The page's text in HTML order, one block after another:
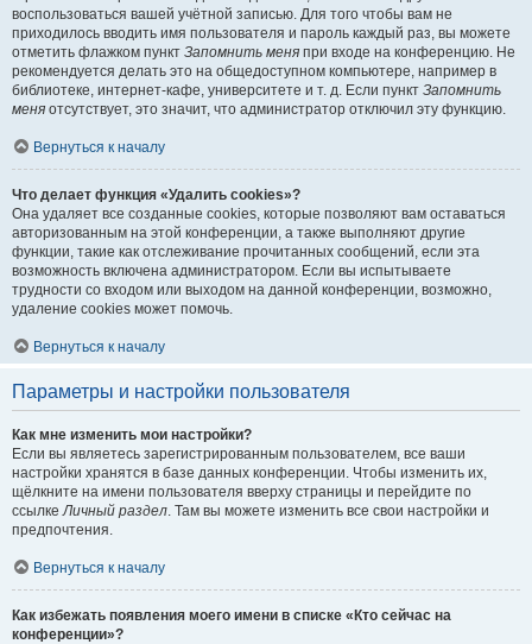
воспользоваться вашей учётной записью. Для того чтобы вам не
приходилось вводить имя пользователя и пароль каждый раз, вы можете
отметить флажком пункт Запомнить меня при входе на конференцию. Не
рекомендуется делать это на общедоступном компьютере, например в
библиотеке, интернет-кафе, университете и т. д. Если пункт Запомнить
меня отсутствует, это значит, что администратор отключил эту функцию.
Вернуться к началу
Что делает функция «Удалить cookies»?
Она удаляет все созданные cookies, которые позволяют вам оставаться
авторизованным на этой конференции, а также выполняют другие
функции, такие как отслеживание прочитанных сообщений, если эта
возможность включена администратором. Если вы испытываете
трудности со входом или выходом на данной конференции, возможно,
удаление cookies может помочь.
Вернуться к началу
Параметры и настройки пользователя
Как мне изменить мои настройки?
Если вы являетесь зарегистрированным пользователем, все ваши
настройки хранятся в базе данных конференции. Чтобы изменить их,
щёлкните на имени пользователя вверху страницы и перейдите по
ссылкеЛичный раздел. Там вы можете изменить все свои настройки и
предпочтения.
Вернуться к началу
Как избежать появления моего имени в списке «Кто сейчас на
конференции»?